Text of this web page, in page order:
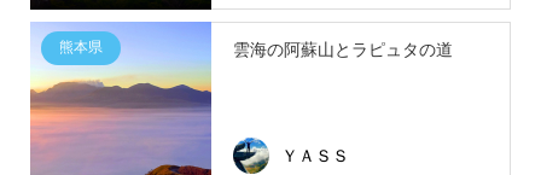
熊本県 雲海の阿蘇山とラピュタの道
ＹＡＳＳ